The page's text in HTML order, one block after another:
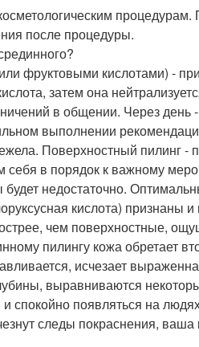
после процедуры.
фруктовыми кислотами) -
затем она
в общении. Через день
выполнении
Поверхностный пилинг
в порядок к важному
недостаточно.
кислота) признаны
чем поверхностные,
пилингу кожа обретает
исчезает
выравниваются
спокойно появляться на
следы покраснения, ваша